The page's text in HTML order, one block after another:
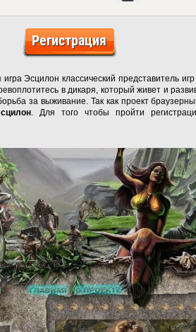
Регистрация
игра Эсцилон классический представитель
в дикаря, который живет и
за выживание. Так как проект
. Для того чтобы пройти